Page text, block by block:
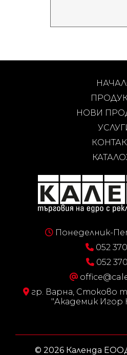
НОВИ
Понеделник-
052
052
гр. Варна, Стоково
"Академик Игор
© 2026 Календа